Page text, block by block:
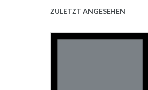
ZULETZT ANGESEHEN